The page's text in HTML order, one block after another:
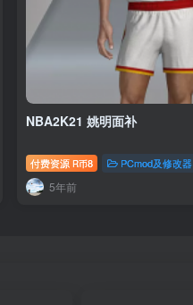
NBA2K21 姚明面补
付费资源 R币8 PCmod及修改器
5年前